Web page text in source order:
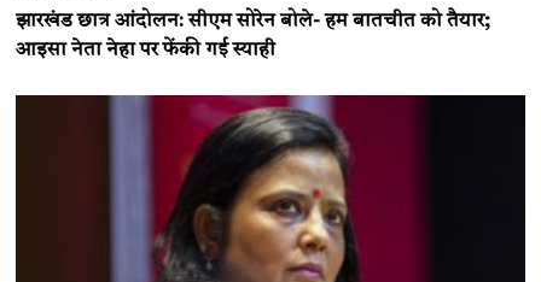
झारखंड छात्र आंदोलन: सीएम सोरेन बोले- हम बातचीत को तैयार;
आइसा नेता नेहा पर फेंकी गई स्याही